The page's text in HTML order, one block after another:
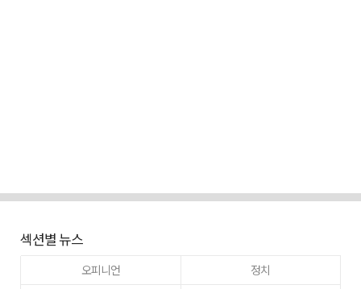
섹션별 뉴스
오피니언
정치